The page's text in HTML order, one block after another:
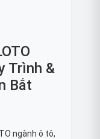
Trình &
Bắt
ngành ô tô,